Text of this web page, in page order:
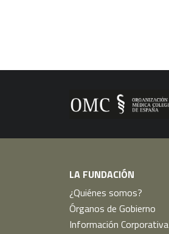
LA FUNDACIÓN
¿Quiénes somos?
Órganos de Gobierno
Información Corporativa